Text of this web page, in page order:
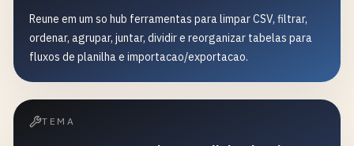
Reune em um so hub ferramentas para limpar CSV, filtrar,
ordenar, agrupar, juntar, dividir e reorganizar tabelas para
fluxos de planilha e importacao/exportacao.
TEMA